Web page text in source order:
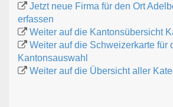
Jetzt neue Firma für den Ort
erfassen
Weiter auf die Kantonsübersicht
Weiter auf die Schweizerkarte für
Kantonsauswahl
Weiter auf die Übersicht aller